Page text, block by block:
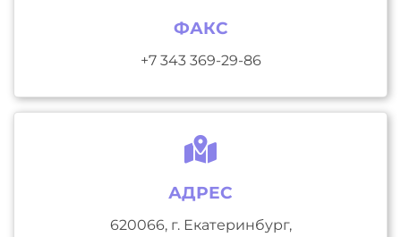
ФАКС
+7 343 369-29-86
АДРЕС
620066, г. Екатеринбург,